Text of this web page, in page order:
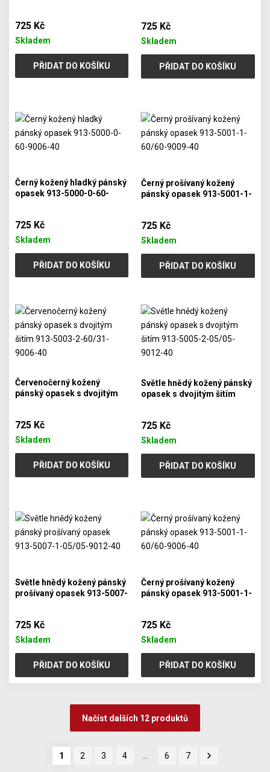
725 Kč
Skladem
PŘIDAT DO KOŠÍKU
725 Kč
Skladem
PŘIDAT DO KOŠÍKU
Černý kožený hladký pánský
opasek 913-5000-0-60-
725 Kč
Skladem
PŘIDAT DO KOŠÍKU
Černý prošívaný kožený
pánský opasek 913-5001-1-
725 Kč
Skladem
PŘIDAT DO KOŠÍKU
Červenočerný kožený
pánský opasek s dvojitým
725 Kč
Skladem
PŘIDAT DO KOŠÍKU
Světle hnědý kožený pánský
opasek s dvojitým šitím
725 Kč
Skladem
PŘIDAT DO KOŠÍKU
Světle hnědý kožený pánský
prošívaný opasek 913-5007-
725 Kč
Skladem
PŘIDAT DO KOŠÍKU
Černý prošívaný kožený
pánský opasek 913-5001-1-
725 Kč
Skladem
PŘIDAT DO KOŠÍKU
Načíst dalších 12 produktů
1 2 3 4 6 7